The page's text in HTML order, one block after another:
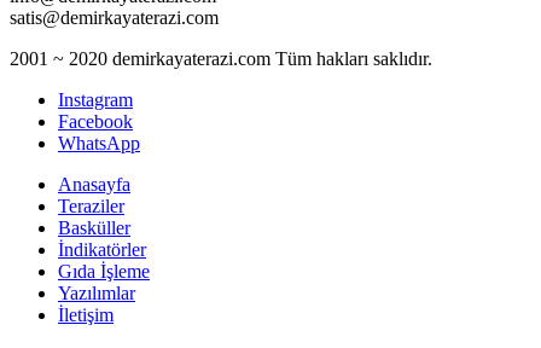
satis@demirkayaterazi.com
2001 ~ 2020 demirkayaterazi.com Tüm hakları saklıdır.
Instagram
Facebook
WhatsApp
Anasayfa
Teraziler
Basküller
İndikatörler
Gıda İşleme
Yazılımlar
İletişim